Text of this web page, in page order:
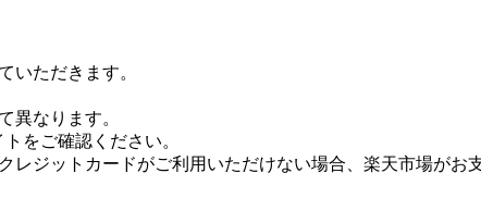
いただきます。
異なります。
をご確認ください。
レジットカードがご利用いただけない場合、楽天市場が